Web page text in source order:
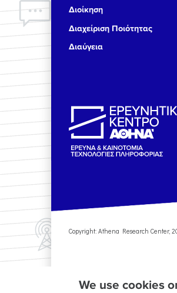
Διοίκηση
Διαχείριση Ποιότητας
Διαύγεια
Copyright: Athena Research Center,
We use cookies